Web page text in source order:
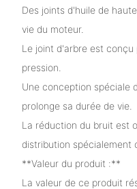
Des joints d'huile de
vie du moteur.
Le joint d'arbre est
pression.
Une conception spéciale
prolonge sa durée de vie.
La réduction du bruit est
distribution spécialement
**Valeur du produit :**
La valeur de ce produit